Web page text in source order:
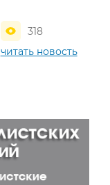
318
читать новость